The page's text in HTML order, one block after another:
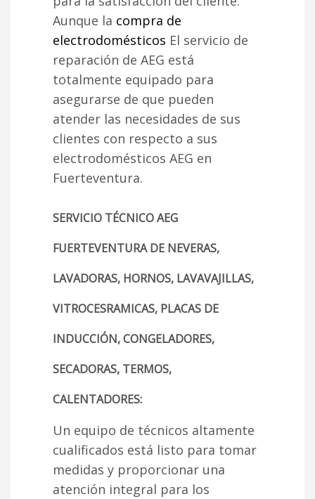
Aunque la compra de
electrodomésticos El servicio de
reparación de AEG está
totalmente equipado para
asegurarse de que pueden
atender las necesidades de sus
clientes con respecto a sus
electrodomésticos AEG en
Fuerteventura.
SERVICIO TÉCNICO AEG
FUERTEVENTURA DE NEVERAS,
LAVADORAS, HORNOS, LAVAVAJILLAS,
VITROCESRAMICAS, PLACAS DE
INDUCCIÓN, CONGELADORES,
SECADORAS, TERMOS,
CALENTADORES:
Un equipo de técnicos altamente
cualificados está listo para tomar
medidas y proporcionar una
atención integral para los